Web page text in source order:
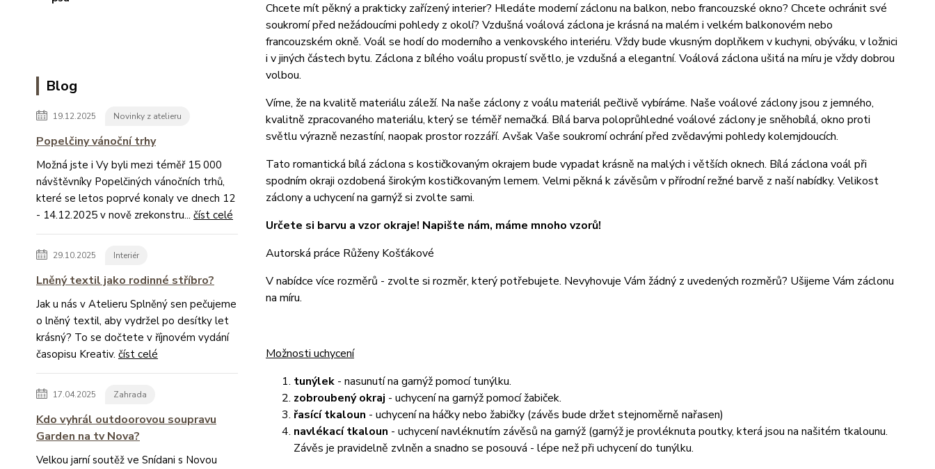
Blog
19.12.2025 Novinky z atelieru
Popelčiny vánoční trhy
Možná jste i Vy byli mezi téměř 15 000
návštěvníky Popelčiných vánočních trhů,
které se letos poprvé konaly ve dnech 12
- 14.12.2025 v nově zrekonstru... číst celé
29.10.2025 Interiér
Lněný textil jako rodinné stříbro?
Jak u nás v Atelieru Splněný sen pečujeme
o lněný textil, aby vydržel po desítky let
krásný? To se dočtete v říjnovém vydání
časopisu Kreativ. číst celé
17.04.2025 Zahrada
Kdo vyhrál outdoorovou soupravu
Garden na tv Nova?
Velkou jarní soutěž ve Snídani s Novou
Chcete mít pěkný a prakticky zařízený interier? Hledáte moderní záclonu na balkon, nebo francouzské okno? Chcete ochránit své
soukromí před nežádoucími pohledy z okolí? Vzdušná voálová záclona je krásná na malém i velkém balkonovém nebo
francouzském okně. Voál se hodí do moderního a venkovského interiéru. Vždy bude vkusným doplňkem v kuchyni, obýváku, v ložnici
i v jiných částech bytu. Záclona z bílého voálu propustí světlo, je vzdušná a elegantní. Voálová záclona ušitá na míru je vždy dobrou
volbou.
Víme, že na kvalitě materiálu záleží. Na naše záclony z voálu materiál pečlivě vybíráme. Naše voálové záclony jsou z jemného,
kvalitně zpracovaného materiálu, který se téměř nemačká. Bílá barva poloprůhledné voálové záclony je sněhobílá, okno proti
světlu výrazně nezastíní, naopak prostor rozzáří. Avšak Vaše soukromí ochrání před zvědavými pohledy kolemjdoucích.
Tato romantická bílá záclona s kostičkovaným okrajem bude vypadat krásně na malých i větších oknech. Bílá záclona voál při
spodním okraji ozdobená širokým kostičkovaným lemem. Velmi pěkná k závěsům v přírodní režné barvě z naší nabídky. Velikost
záclony a uchycení na garnýž si zvolte sami.
Určete si barvu a vzor okraje! Napište nám, máme mnoho vzorů!
Autorská práce Růženy Košťákové
V nabídce více rozměrů - zvolte si rozměr, který potřebujete. Nevyhovuje Vám žádný z uvedených rozměrů? Ušijeme Vám záclonu
na míru.
Možnosti uchycení
tunýlek - nasunutí na garnýž pomocí tunýlku.
zobroubený okraj - uchycení na garnýž pomocí žabiček.
řasící tkaloun - uchycení na háčky nebo žabičky (závěs bude držet stejnoměrně nařasen)
navlékací tkaloun - uchycení navléknutím závěsů na garnýž (garnýž je provléknuta poutky, která jsou na našitém tkalounu.
Závěs je pravidelně zvlněn a snadno se posouvá - lépe než při uchycení do tunýlku.